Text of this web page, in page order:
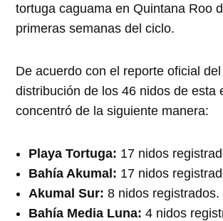
tortuga caguama en Quintana Roo
primeras semanas del ciclo.
De acuerdo con el reporte oficial
distribución de los 46 nidos de esta
concentró de la siguiente manera:
Playa Tortuga: 17 nidos
Bahía Akumal: 17 nidos
Akumal Sur: 8 nidos registrados.
Bahía Media Luna: 4 nidos